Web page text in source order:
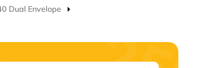
Dual Envelope